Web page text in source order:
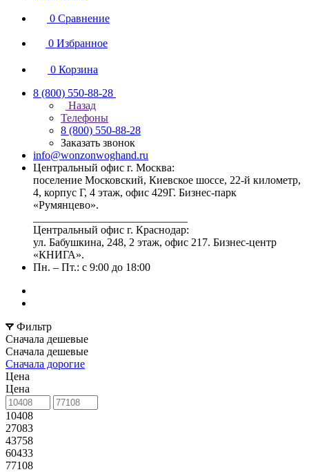
0 Сравнение
0 Избранное
0 Корзина
8 (800) 550-88-28
Назад
Телефоны
8 (800) 550-88-28
Заказать звонок
info@wonzonwoghand.ru
Центральный офис г. Москва:
поселение Московский, Киевское шоссе, 22-й километр,
4, корпус Г, 4 этаж, офис 429Г. Бизнес-парк
«Румянцево».
Центральный офис г. Краснодар:
ул. Бабушкина, 248, 2 этаж, офис 217. Бизнес-центр
«КНИГА».
Пн. – Пт.: с 9:00 до 18:00
Фильтр
Сначала дешевые
Сначала дешевые
Сначала дорогие
Цена
Цена
10408
27083
43758
60433
77108